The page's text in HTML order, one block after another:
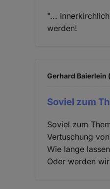
"...
werden!
Gerhard
Soviel zum
Soviel zum
Vertuschung
Wie lange
Oder werden